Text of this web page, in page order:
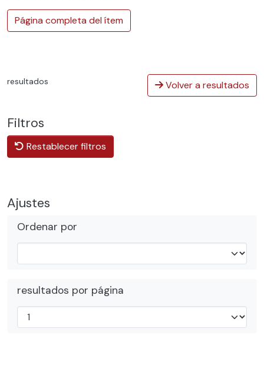
Página completa del ítem
resultados Volver a resultados
Filtros
Restablecer filtros
Ajustes
Ordenar por
resultados por página